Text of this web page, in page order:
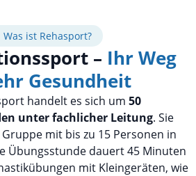
Was ist Rehasport?
– Ihr Weg
Gesundheit
handelt es sich um 50
unter fachlicher Leitung. Sie
mit bis zu 15 Personen in
Übungsstunde dauert 45 Minuten
mit Kleingeräten, wie